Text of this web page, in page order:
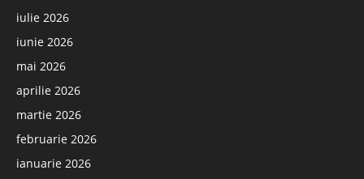
iulie 2026
iunie 2026
mai 2026
aprilie 2026
martie 2026
februarie 2026
ianuarie 2026